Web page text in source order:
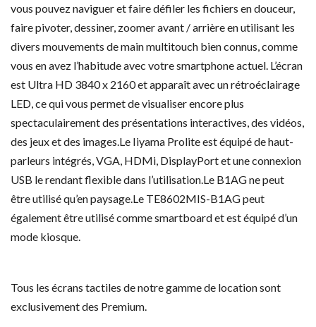
vous pouvez naviguer et faire défiler les fichiers en douceur,
faire pivoter, dessiner, zoomer avant / arrière en utilisant les
divers mouvements de main multitouch bien connus, comme
vous en avez l’habitude avec votre smartphone actuel. L’écran
est Ultra HD 3840 x 2160 et apparaît avec un rétroéclairage
LED, ce qui vous permet de visualiser encore plus
spectaculairement des présentations interactives, des vidéos,
des jeux et des images.Le Iiyama Prolite est équipé de haut-
parleurs intégrés, VGA, HDMi, DisplayPort et une connexion
USB le rendant flexible dans l’utilisation.Le B1AG ne peut
être utilisé qu’en paysage.Le TE8602MIS-B1AG peut
également être utilisé comme smartboard et est équipé d’un
mode kiosque.
Tous les écrans tactiles de notre gamme de location sont
exclusivement des Premium.